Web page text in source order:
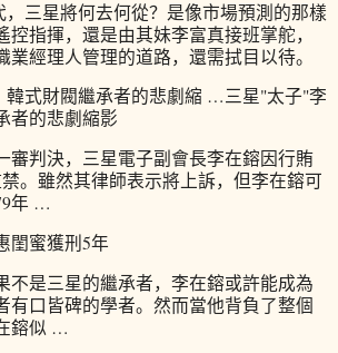
三星將何去何從？是像市場預測的那樣
指揮，還是由其妹李富真接班掌舵，
經理人管理的道路，還需拭目以待。
韓式財閥繼承者的悲劇縮 …三星"太子"李
者的悲劇縮影
審判決，三星電子副會長李在鎔因行賄
。雖然其律師表示將上訴，但李在鎔可
年 …
閨蜜獲刑5年
不是三星的繼承者，李在鎔或許能成為
有口皆碑的學者。然而當他背負了整個
鎔似 …